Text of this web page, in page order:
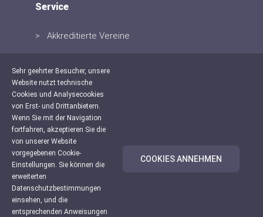
Service
Akkreditierte Vereine
© 2019 schoolSuite - teamblau GmbH
Datenschutz
Sehr geehrter Besucher, unsere
Website nutzt technische
Cookies und Analysecookies
von Erst- und Drittanbietern.
Wenn Sie mit der Navigation
fortfahren, akzeptieren Sie die
von unserer Website
vorgegebenen Cookie-
Einstellungen. Sie können die
erweiterten
Datenschutzbestimmungen
einsehen, und die
entsprechenden Anweisungen
COOKIES ANNEHMEN